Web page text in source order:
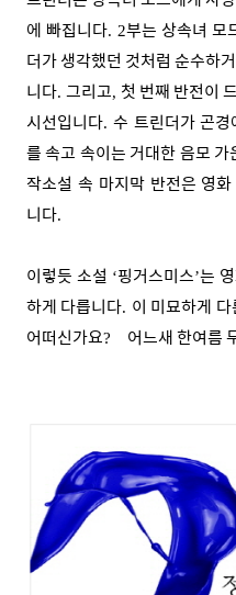
에 빠집니다. 2부는 상속녀 모
더가 생각했던 것처럼 순수하
니다. 그리고, 첫 번째 반전이
시선입니다.수 트린더가 곤
를 속고 속이는 거대한 음모
작소설 속 마지막 반전은 영
니다.
이렇듯 소설 ‘핑거스미스’는
하게 다릅니다. 이 미묘하게
어떠신가요? 어느새 한여름